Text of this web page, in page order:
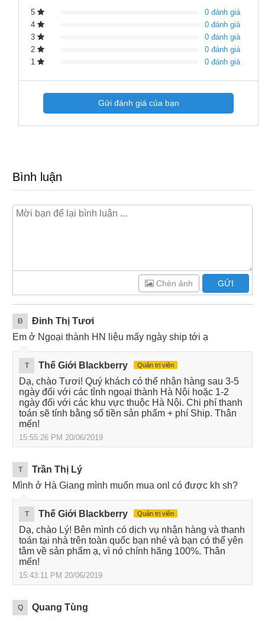
5
0 đánh giá
4
0 đánh giá
3
0 đánh giá
2
0 đánh giá
1
0 đánh giá
Gửi đánh giá của bạn
Bình luận
GỬI
Chèn ảnh
Đ
Đinh Thị Tươi
Em ở Ngoại thành HN liệu mấy ngày ship tới ạ
T Thế Giới Blackberry Quản trị viên
Dạ, chào Tươi! Quý khách có thể nhận hàng sau 3-5
ngày đối với các tỉnh ngoại thành Hà Nội hoặc 1-2
ngày đối với các khu vực thuộc Hà Nội. Chi phí thanh
toán sẽ tính bằng số tiền sản phẩm + phí Ship. Thân
mến!
15:55:26 PM 20/06/2019
T
Trần Thị Lý
Mình ở Hà Giang mình muốn mua onl có được kh sh?
T Thế Giới Blackberry Quản trị viên
Dạ, chào Lý! Bên mình có dịch vụ nhận hàng và thanh
toán tại nhà trên toàn quốc bạn nhé và bạn có thể yên
tâm về sản phẩm ạ, vì nó chính hãng 100%. Thân
mến!
15:43:11 PM 20/06/2019
Q
Quang Tùng